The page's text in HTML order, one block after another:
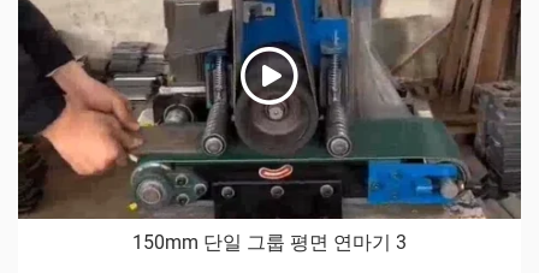
150mm 단일 그룹 평면 연마기 3